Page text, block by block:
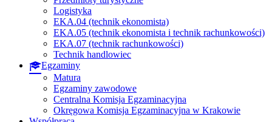
Logistyka
EKA.04 (technik ekonomista)
EKA.05 (technik ekonomista i technik rachunkowości)
EKA.07 (technik rachunkowości)
Technik handlowiec
Egzaminy
Matura
Egzaminy zawodowe
Centralna Komisja Egzaminacyjna
Okręgowa Komisja Egzaminacyjna w Krakowie